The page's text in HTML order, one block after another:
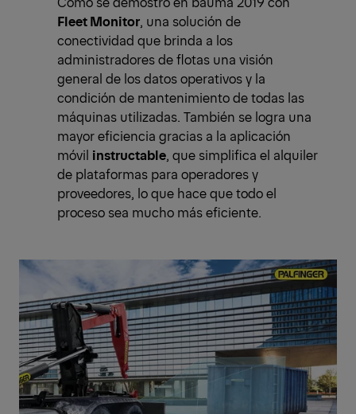
Fleet Monitor, una solución de
conectividad que brinda a los
administradores de flotas una visión
general de los datos operativos y la
condición de mantenimiento de todas las
máquinas utilizadas. También se logra una
mayor eficiencia gracias a la aplicación
móvil instructable, que simplifica el alquiler
de plataformas para operadores y
proveedores, lo que hace que todo el
proceso sea mucho más eficiente.